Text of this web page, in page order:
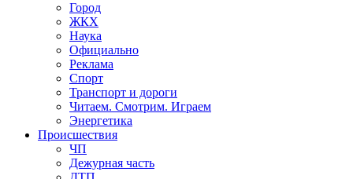
Город
ЖКХ
Наука
Официально
Реклама
Спорт
Транспорт и дороги
Читаем. Смотрим. Играем
Энергетика
Происшествия
ЧП
Дежурная часть